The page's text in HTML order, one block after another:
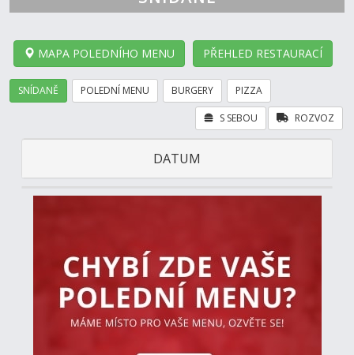
MAPA POLEDNÍHO MENU PŘEHLED RESTAURACÍ
SNÍDANĚ POLEDNÍ MENU BURGERY PIZZA
ROZVOZ
S SEBOU
DATUM